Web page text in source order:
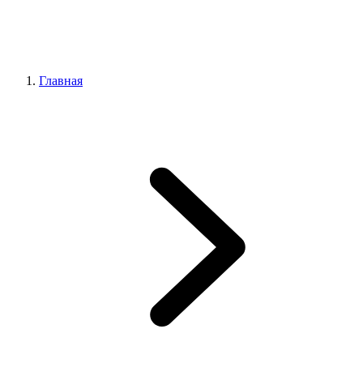
Главная